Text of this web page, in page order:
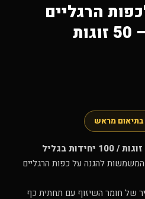
הרגליים
מראש
המשמשות להגנה על כפות הרגליים
של חומר השיזוף עם תחתית כף